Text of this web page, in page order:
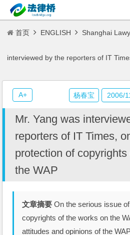
首页 ENGLISH Shanghai
interviewed by the reporters of IT
of copyrights of the works on the WAP
Mr. Yang was
reporters of IT Times,
protection of
the WAP
文章摘要 On the serious issue
copyrights of the works on the
attitudes and opinions of the
杨春宝 2006/
A+